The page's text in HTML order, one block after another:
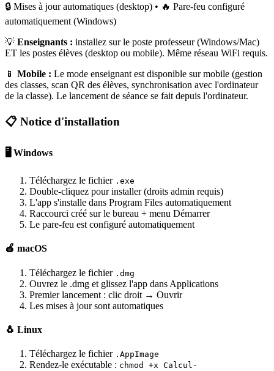
🔒 Mises à jour automatiques (desktop) • 🔥 Pare-feu configuré
automatiquement (Windows)
💡 Enseignants : installez sur le poste professeur (Windows/Mac)
ET les postes élèves (desktop ou mobile). Même réseau WiFi requis.
📱 Mobile : Le mode enseignant est disponible sur mobile (gestion
des classes, scan QR des élèves, synchronisation avec l'ordinateur
de la classe). Le lancement de séance se fait depuis l'ordinateur.
📋 Notice d'installation
🖥️ Windows
Téléchargez le fichier .exe
Double-cliquez pour installer (droits admin requis)
L'app s'installe dans Program Files automatiquement
Raccourci créé sur le bureau + menu Démarrer
Le pare-feu est configuré automatiquement
🍎 macOS
Téléchargez le fichier .dmg
Ouvrez le .dmg et glissez l'app dans Applications
Premier lancement : clic droit → Ouvrir
Les mises à jour sont automatiques
🐧 Linux
Téléchargez le fichier .AppImage
Rendez-le exécutable : chmod +x Calcul-